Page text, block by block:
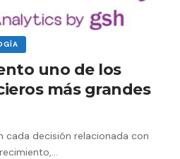
uno de los
más grandes
cada decisión relacionada con